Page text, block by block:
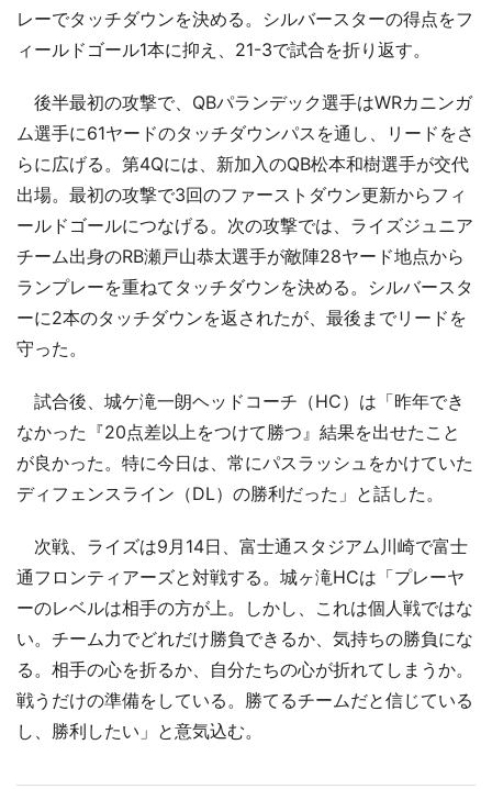
レーでタッチダウンを決める。シルバースターの得点をフ
ィールドゴール1本に抑え、21-3で試合を折り返す。
後半最初の攻撃で、QBパランデック選手はWRカニンガ
ム選手に61ヤードのタッチダウンパスを通し、リードをさ
らに広げる。第4Qには、新加入のQB松本和樹選手が交代
出場。最初の攻撃で3回のファーストダウン更新からフィ
ールドゴールにつなげる。次の攻撃では、ライズジュニア
チーム出身のRB瀬戸山恭太選手が敵陣28ヤード地点から
ランプレーを重ねてタッチダウンを決める。シルバースタ
ーに2本のタッチダウンを返されたが、最後までリードを
守った。
試合後、城ケ滝一朗ヘッドコーチ（HC）は「昨年でき
なかった『20点差以上をつけて勝つ』結果を出せたこと
が良かった。特に今日は、常にパスラッシュをかけていた
ディフェンスライン（DL）の勝利だった」と話した。
次戦、ライズは9月14日、富士通スタジアム川崎で富士
通フロンティアーズと対戦する。城ヶ滝HCは「プレーヤ
ーのレベルは相手の方が上。しかし、これは個人戦ではな
い。チーム力でどれだけ勝負できるか、気持ちの勝負にな
る。相手の心を折るか、自分たちの心が折れてしまうか。
戦うだけの準備をしている。勝てるチームだと信じている
し、勝利したい」と意気込む。